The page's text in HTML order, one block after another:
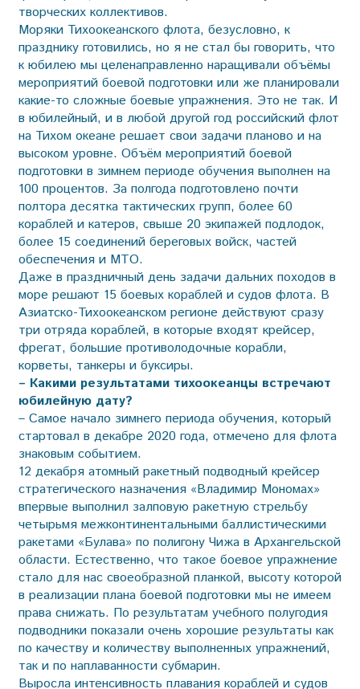
творческих коллективов.
Моряки Тихоокеанского флота, безусловно, к
празднику готовились, но я не стал бы говорить, что
к юбилею мы целенаправленно наращивали объёмы
мероприятий боевой подготовки или же планировали
какие-то сложные боевые упражнения. Это не так. И
в юбилейный, и в любой другой год российский флот
на Тихом океане решает свои задачи планово и на
высоком уровне. Объём мероприятий боевой
подготовки в зимнем периоде обучения выполнен на
100 процентов. За полгода подготовлено почти
полтора десятка тактических групп, более 60
кораблей и катеров, свыше 20 экипажей подлодок,
более 15 соединений береговых войск, частей
обеспечения и МТО.
Даже в праздничный день задачи дальних походов в
море решают 15 боевых кораблей и судов флота. В
Азиатско-Тихоокеанском регионе действуют сразу
три отряда кораблей, в которые входят крейсер,
фрегат, большие противолодочные корабли,
корветы, танкеры и буксиры.
– Какими результатами тихоокеанцы встречают
юбилейную дату?
– Самое начало зимнего периода обучения, который
стартовал в декабре 2020 года, отмечено для флота
знаковым событием.
12 декабря атомный ракетный подводный крейсер
стратегического назначения «Владимир Мономах»
впервые выполнил залповую ракетную стрельбу
четырьмя межконтинентальными баллистическими
ракетами «Булава» по полигону Чижа в Архангельской
области. Естественно, что такое боевое упражнение
стало для нас своеобразной планкой, высоту которой
в реализации плана боевой подготовки мы не имеем
права снижать. По результатам учебного полугодия
подводники показали очень хорошие результаты как
по качеству и количеству выполненных упражнений,
так и по наплаванности субмарин.
Выросла интенсивность плавания кораблей и судов